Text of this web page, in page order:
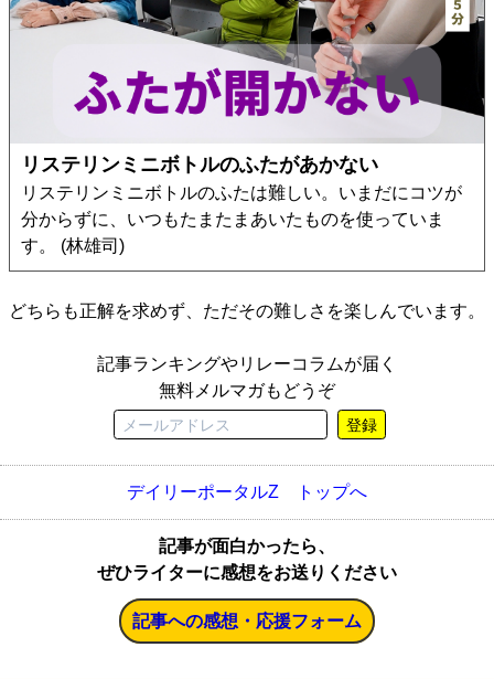
リステリンミニボトルのふたがあかない
リステリンミニボトルのふたは難しい。いまだにコツが
分からずに、いつもたまたまあいたものを使っていま
す。 (林雄司)
どちらも正解を求めず、ただその難しさを楽しんでいます。
記事ランキングやリレーコラムが届く
無料メルマガもどうぞ
登録
デイリーポータルZ トップへ
記事が面白かったら、
ぜひライターに感想をお送りください
記事への感想・応援フォーム